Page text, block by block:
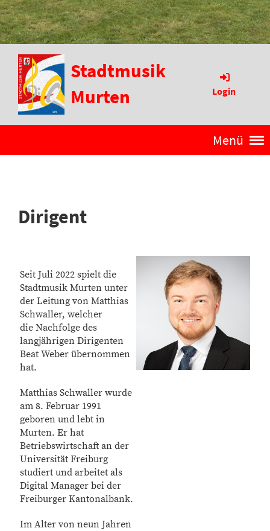
Stadtmusik
Murten
Login
Menü
Dirigent
Seit Juli 2022 spielt die
Stadtmusik Murten unter
der Leitung von Matthias
Schwaller, welcher
die Nachfolge des
langjährigen Dirigenten
Beat Weber übernommen
hat.
Matthias Schwaller wurde
am 8. Februar 1991
geboren und lebt in
Murten. Er hat
Betriebswirtschaft an der
Universität Freiburg
studiert und arbeitet als
Digital Manager bei der
Freiburger Kantonalbank.
Im Alter von neun Jahren